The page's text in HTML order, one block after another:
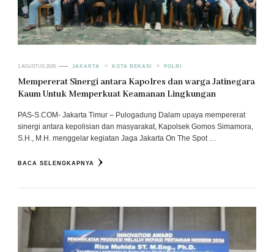
1 AGUSTUS 2026 JAKARTA KOTA BEKASI POLRI
Mempererat Sinergi antara Kapolres dan warga Jatinegara
Kaum Untuk Memperkuat Keamanan Lingkungan
PAS-S.COM- Jakarta Timur – Pulogadung Dalam upaya mempererat
sinergi antara kepolisian dan masyarakat, Kapolsek Gomos Simamora,
S.H., M.H. menggelar kegiatan Jaga Jakarta On The Spot …
BACA SELENGKAPNYA